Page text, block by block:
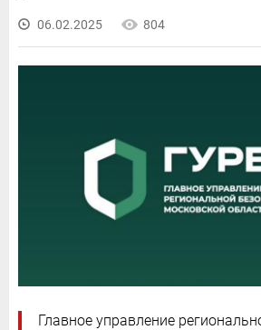
06.02.2025 804
Главное управление